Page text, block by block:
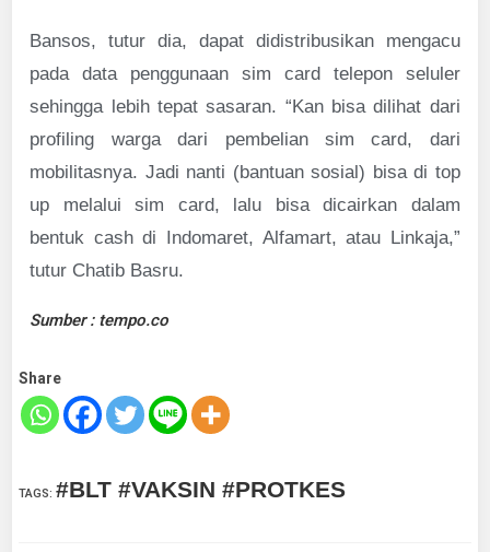
Bansos, tutur dia, dapat didistribusikan mengacu
pada data penggunaan sim card telepon seluler
sehingga lebih tepat sasaran. “Kan bisa dilihat dari
profiling warga dari pembelian sim card, dari
mobilitasnya. Jadi nanti (bantuan sosial) bisa di top
up melalui sim card, lalu bisa dicairkan dalam
bentuk cash di Indomaret, Alfamart, atau Linkaja,”
tutur Chatib Basru.
Sumber : tempo.co
Share
TAGS:#BLT #VAKSIN #PROTKES